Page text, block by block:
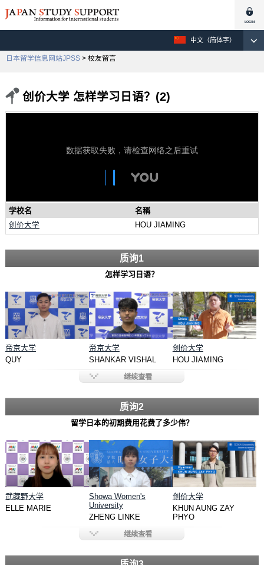
中文（简体字）
日本留学信息网站JPSS > 校友留言
创价大学 怎样学习日语？(2)
学校名 名稱
创价大学 HOU JIAMING
质询1
怎样学习日语？
帝京大学
QUY
帝京大学
SHANKAR VISHAL
创价大学
HOU JIAMING
继续查看
质询2
留学日本的初期费用花费了多少伟？
武藏野大学
ELLE MARIE
Showa Women's
University
ZHENG LINKE
创价大学
KHUN AUNG ZAY
PHYO
继续查看